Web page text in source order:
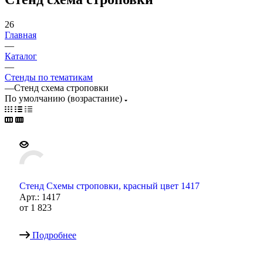
26
Главная
—
Каталог
—
Стенды по тематикам
—Стенд схема строповки
По умолчанию (возрастание)
Стенд Схемы строповки, красный цвет 1417
Арт.: 1417
от 1 823
Подробнее